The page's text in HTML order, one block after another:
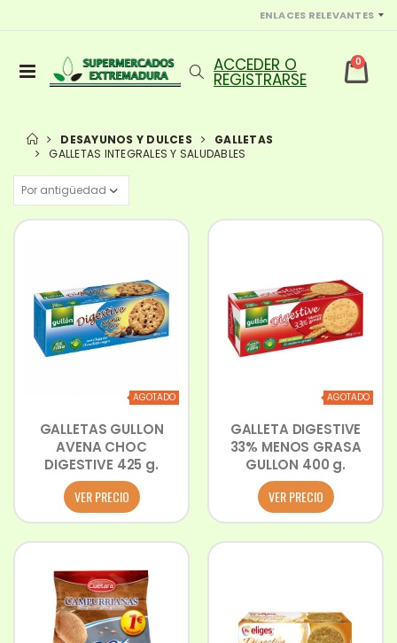
ENLACES RELEVANTES
0
DESAYUNOS Y DULCES
GALLETAS
GALLETAS INTEGRALES Y SALUDABLES
AGOTADO
GALLETAS GULLON
AVENA CHOC
DIGESTIVE 425 g.
VER PRECIO
AGOTADO
GALLETA DIGESTIVE
33% MENOS GRASA
GULLON 400 g.
VER PRECIO